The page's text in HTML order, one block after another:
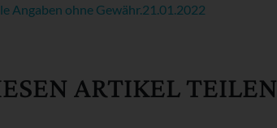
Angaben ohne Gewähr.21.01.2022
ARTIKEL TEILEN